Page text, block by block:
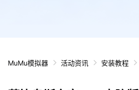
MuMu模拟器 活动资讯 安装教程